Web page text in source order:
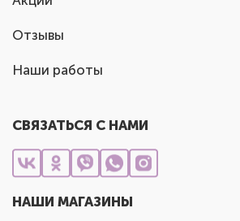
Отзывы
Наши работы
СВЯЗАТЬСЯ С НАМИ
НАШИ МАГАЗИНЫ